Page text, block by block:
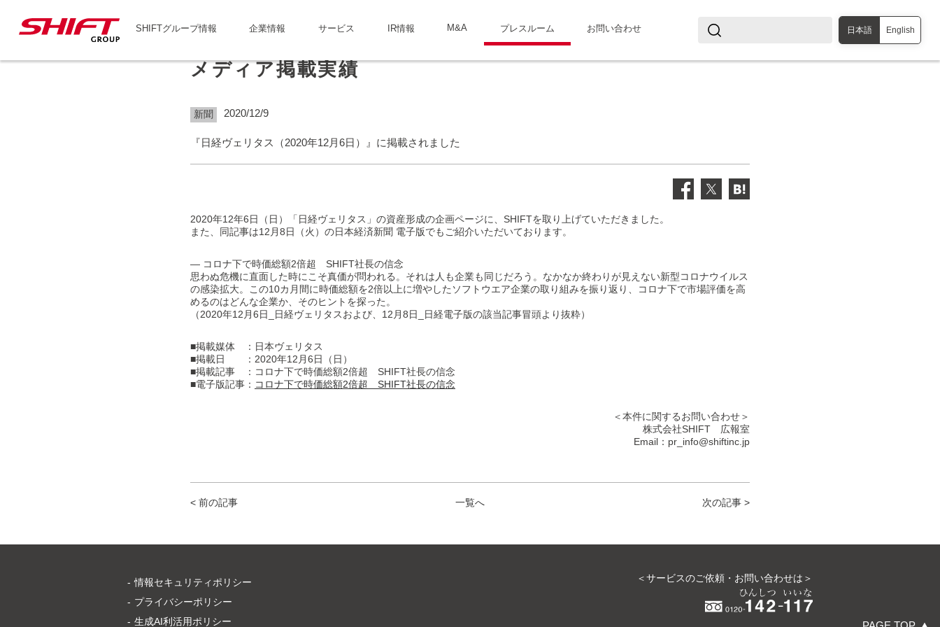
日本語 English
SHIFTグループ情報 企業情報 サービス IR情報 M&A プレスルーム お問い合わせ
メディア掲載実績
新聞 2020/12/9
『日経ヴェリタス（2020年12月6日）』に掲載されました
2020年12年6日（日）「日経ヴェリタス」の資産形成の企画ページに、SHIFTを取り上げていただきました。
また、同記事は12月8日（火）の日本経済新聞 電子版でもご紹介いただいております。
― コロナ下で時価総額2倍超 SHIFT社長の信念
思わぬ危機に直面した時にこそ真価が問われる。それは人も企業も同じだろう。なかなか終わりが見えない新型コロナウイルス
の感染拡大。この10カ月間に時価総額を2倍以上に増やしたソフトウエア企業の取り組みを振り返り、コロナ下で市場評価を高
めるのはどんな企業か、そのヒントを探った。
（2020年12月6日_日経ヴェリタスおよび、12月8日_日経電子版の該当記事冒頭より抜粋）
■掲載媒体 ：日本ヴェリタス
■掲載日 ：2020年12月6日（日）
■掲載記事 ：コロナ下で時価総額2倍超 SHIFT社長の信念
■電子版記事： コロナ下で時価総額2倍超 SHIFT社長の信念
＜本件に関するお問い合わせ＞
株式会社SHIFT 広報室
Email：pr_info@shiftinc.jp
< 前の記事 一覧へ 次の記事 >
情報セキュリティポリシー
プライバシーポリシー
生成AI利活用ポリシー
＜サービスのご依頼・お問い合わせは＞